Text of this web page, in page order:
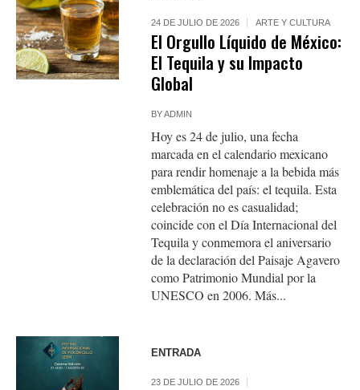
24 DE JULIO DE 2026 ARTE Y CULTURA
El Orgullo Líquido de México:
El Tequila y su Impacto
Global
BYADMIN
Hoy es 24 de julio, una fecha
marcada en el calendario mexicano
para rendir homenaje a la bebida más
emblemática del país: el tequila. Esta
celebración no es casualidad;
coincide con el Día Internacional del
Tequila y conmemora el aniversario
de la declaración del Paisaje Agavero
como Patrimonio Mundial por la
UNESCO en 2006. Más...
ENTRADA
23 DE JULIO DE 2026